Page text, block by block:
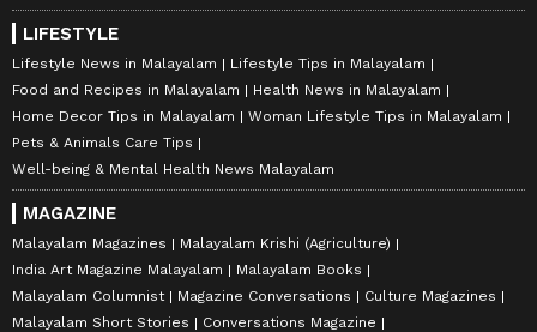
LIFESTYLE
Lifestyle News in Malayalam
Lifestyle Tips in Malayalam
Food and Recipes in Malayalam
Health News in Malayalam
Home Decor Tips in Malayalam
Woman Lifestyle Tips in Malayalam
Pets & Animals Care Tips
Well-being & Mental Health News Malayalam
MAGAZINE
Malayalam Magazines
Malayalam Krishi (Agriculture)
India Art Magazine Malayalam
Malayalam Books
Malayalam Columnist
Magazine Conversations
Culture Magazines
Malayalam Short Stories
Conversations Magazine